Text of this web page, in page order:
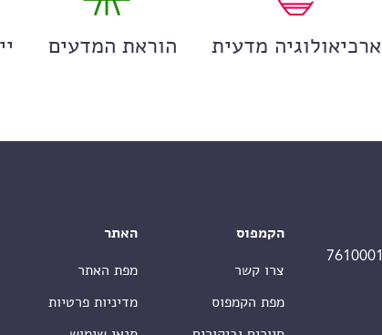
ארכיאולוגיה מדעית הוראת המדעים
הקמפוס
צרו קשר
מפת הקמפוס
האתר
מפת האתר
מדיניות פרטיות